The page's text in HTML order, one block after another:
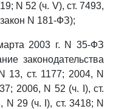
N 52 (ч. V), ст. 7493,
N 181-ФЗ);
2003 г. N 35-ФЗ
законодательства
13, ст. 1177; 2004, N
2006, N 52 (ч. I), ст.
N 29 (ч. I), ст. 3418; N